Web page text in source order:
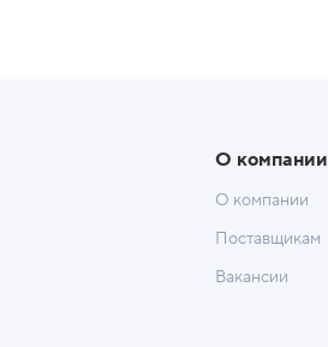
О компании
О компании
Поставщикам
Вакансии